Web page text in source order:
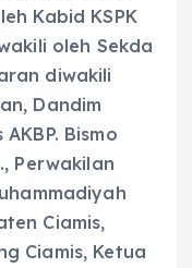
Kabid KSPK
oleh Sekda
diwakili
Dandim
Bismo
Perwakilan
Ciamis,
Ciamis, Ketua